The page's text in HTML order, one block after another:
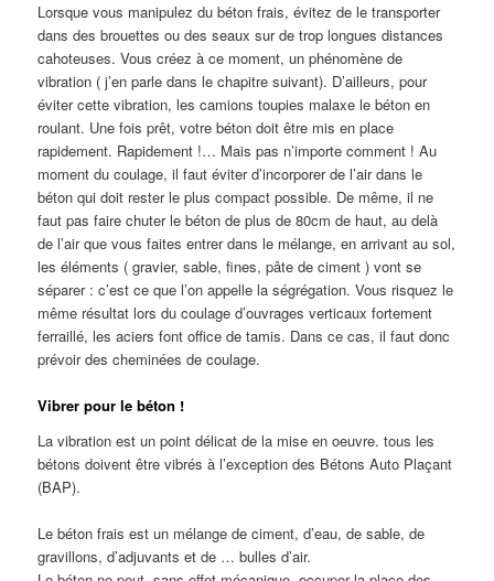
Lorsque vous manipulez du béton frais, évitez de le transporter
dans des brouettes ou des seaux sur de trop longues distances
cahoteuses. Vous créez à ce moment, un phénomène de
vibration ( j’en parle dans le chapitre suivant). D’ailleurs, pour
éviter cette vibration, les camions toupies malaxe le béton en
roulant. Une fois prêt, votre béton doit être mis en place
rapidement. Rapidement !… Mais pas n’importe comment ! Au
moment du coulage, il faut éviter d’incorporer de l’air dans le
béton qui doit rester le plus compact possible. De même, il ne
faut pas faire chuter le béton de plus de 80cm de haut, au delà
de l’air que vous faites entrer dans le mélange, en arrivant au sol,
les éléments ( gravier, sable, fines, pâte de ciment ) vont se
séparer : c’est ce que l’on appelle la ségrégation. Vous risquez le
même résultat lors du coulage d’ouvrages verticaux fortement
ferraillé, les aciers font office de tamis. Dans ce cas, il faut donc
prévoir des cheminées de coulage.
Vibrer pour le béton !
La vibration est un point délicat de la mise en oeuvre. tous les
bétons doivent être vibrés à l’exception des Bétons Auto Plaçant
(BAP).
Le béton frais est un mélange de ciment, d’eau, de sable, de
gravillons, d’adjuvants et de … bulles d’air.